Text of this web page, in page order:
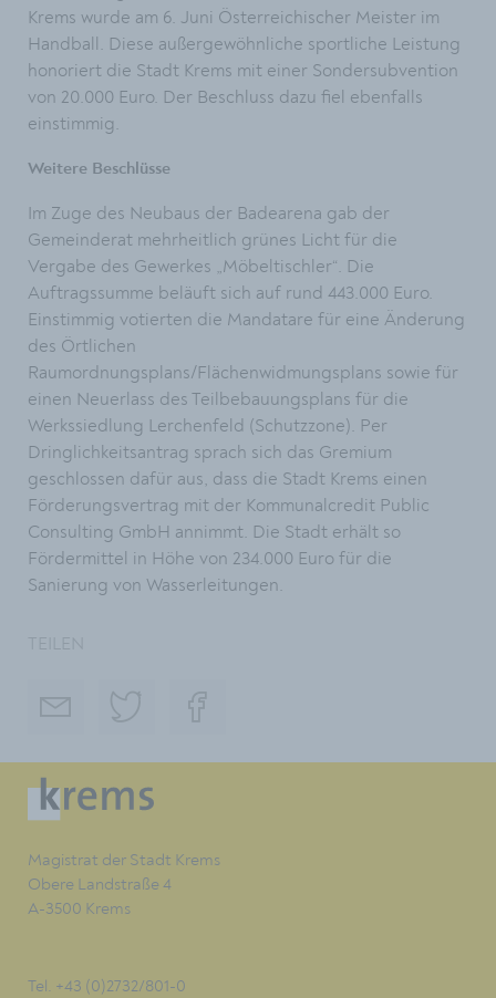
Krems wurde am 6. Juni Österreichischer Meister im
Handball. Diese außergewöhnliche sportliche Leistung
honoriert die Stadt Krems mit einer Sondersubvention
von 20.000 Euro. Der Beschluss dazu fiel ebenfalls
einstimmig.
Weitere Beschlüsse
Im Zuge des Neubaus der Badearena gab der
Gemeinderat mehrheitlich grünes Licht für die
Vergabe des Gewerkes „Möbeltischler“. Die
Auftragssumme beläuft sich auf rund 443.000 Euro.
Einstimmig votierten die Mandatare für eine Änderung
des Örtlichen
Raumordnungsplans/Flächenwidmungsplans sowie für
einen Neuerlass des Teilbebauungsplans für die
Werkssiedlung Lerchenfeld (Schutzzone). Per
Dringlichkeitsantrag sprach sich das Gremium
geschlossen dafür aus, dass die Stadt Krems einen
Förderungsvertrag mit der Kommunalcredit Public
Consulting GmbH annimmt. Die Stadt erhält so
Fördermittel in Höhe von 234.000 Euro für die
Sanierung von Wasserleitungen.
Magistrat der Stadt Krems
Obere Landstraße 4
A-3500 Krems
Tel. +43 (0)2732/801-0